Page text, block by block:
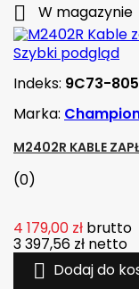
 W magazynie
Szybki podgląd
Indeks: 9C73-
Marka:
M2402R KABLE
(0)
4 179,00 zł brutto
3 397,56 zł netto
 Dodaj do